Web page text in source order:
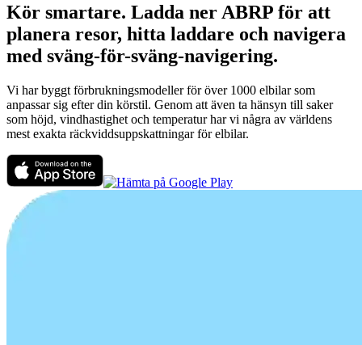
Kör smartare. Ladda ner ABRP för att
planera resor, hitta laddare och navigera
med sväng-för-sväng-navigering.
Vi har byggt förbrukningsmodeller för över 1000 elbilar som
anpassar sig efter din körstil. Genom att även ta hänsyn till saker
som höjd, vindhastighet och temperatur har vi några av världens
mest exakta räckviddsuppskattningar för elbilar.